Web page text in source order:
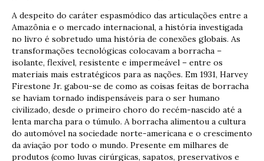
A despeito do caráter espasmódico das articulações entre a
Amazônia e o mercado internacional, a história investigada
no livro é sobretudo uma história de conexões globais. As
transformações tecnológicas colocavam a borracha –
isolante, flexível, resistente e impermeável – entre os
materiais mais estratégicos para as nações. Em 1931, Harvey
Firestone Jr. gabou-se de como as coisas feitas de borracha
se haviam tornado indispensáveis para o ser humano
civilizado, desde o primeiro choro do recém-nascido até a
lenta marcha para o túmulo. A borracha alimentou a cultura
do automóvel na sociedade norte-americana e o crescimento
da aviação por todo o mundo. Presente em milhares de
produtos (como luvas cirúrgicas, sapatos, preservativos e